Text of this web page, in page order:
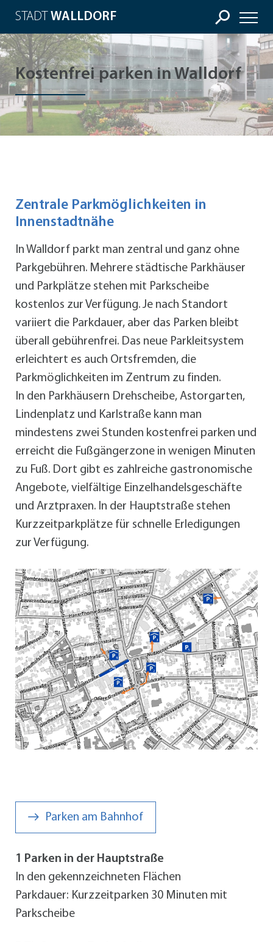
STADT WALLDORF
Kostenfrei parken in Walldorf
Zentrale Parkmöglichkeiten in
Innenstadtnähe
In Walldorf parkt man zentral und ganz ohne
Parkgebühren. Mehrere städtische Parkhäuser
und Parkplätze stehen mit Parkscheibe
kostenlos zur Verfügung. Je nach Standort
variiert die Parkdauer, aber das Parken bleibt
überall gebührenfrei. Das neue Parkleitsystem
erleichtert es auch Ortsfremden, die
Parkmöglichkeiten im Zentrum zu finden.
In den Parkhäusern Drehscheibe, Astorgarten,
Lindenplatz und Karlstraße kann man
mindestens zwei Stunden kostenfrei parken und
erreicht die Fußgängerzone in wenigen Minuten
zu Fuß. Dort gibt es zahlreiche gastronomische
Angebote, vielfältige Einzelhandelsgeschäfte
und Arztpraxen. In der Hauptstraße stehen
Kurzzeitparkplätze für schnelle Erledigungen
zur Verfügung.
Parken am Bahnhof
1 Parken in der Hauptstraße
In den gekennzeichneten Flächen
Parkdauer: Kurzzeitparken 30 Minuten mit
Parkscheibe